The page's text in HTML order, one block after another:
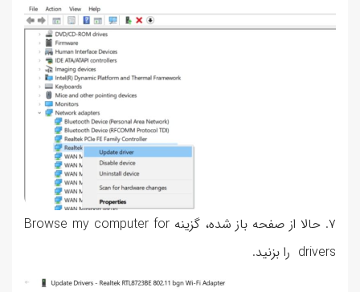
۷. حالا از صفحه باز شده، گزینه Browse my computer for
drivers را بزنید.